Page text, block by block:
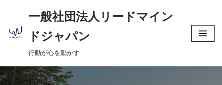
コ
ン
ン
ツ
一般社団法人リードマイン
ドジャパン
行動が心を動かす